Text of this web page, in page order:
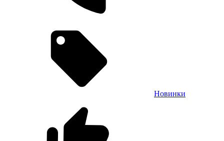
Новинки